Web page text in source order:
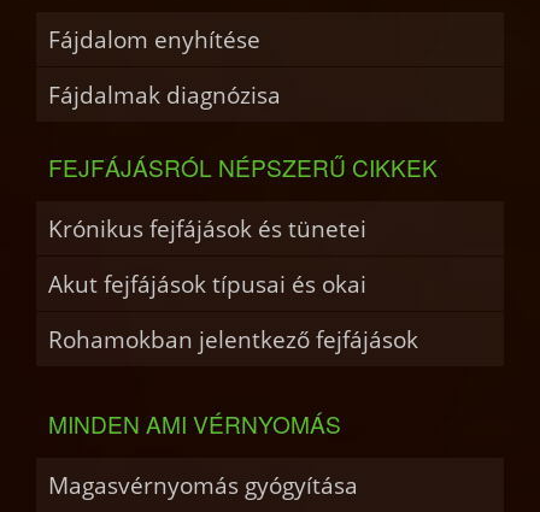
Fájdalom enyhítése
Fájdalmak diagnózisa
FEJFÁJÁSRÓL NÉPSZERŰ CIKKEK
Krónikus fejfájások és tünetei
Akut fejfájások típusai és okai
Rohamokban jelentkező fejfájások
MINDEN AMI VÉRNYOMÁS
Magasvérnyomás gyógyítása